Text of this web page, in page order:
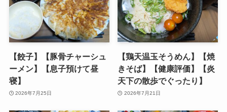
【餃子】【豚骨チャーシュ
ーメン】【息子預けて昼
寝】
2026年7月25日
【鶏天温玉そうめん】【焼
きそば】【健康評価】【炎
天下の散歩でぐったり】
2026年7月21日